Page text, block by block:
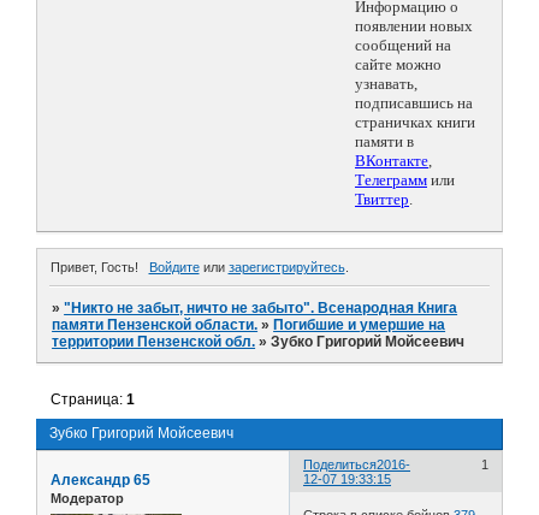
Информацию о
появлении новых
сообщений на
сайте можно
узнавать,
подписавшись на
страничках книги
памяти в
ВКонтакте,
Телеграмм или
Твиттер.
Привет, Гость! Войдитеили зарегистрируйтесь.
»"Никто не забыт, ничто не забыто". Всенародная Книга
памяти Пензенской области. » Погибшие и умершие на
территории Пензенской обл. »Зубко Григорий Мойсеевич
Зубко Григорий Мойсеевич
Страница:1
Поделиться 1
2016-
12-07 19:33:15
Александр 65
Модератор